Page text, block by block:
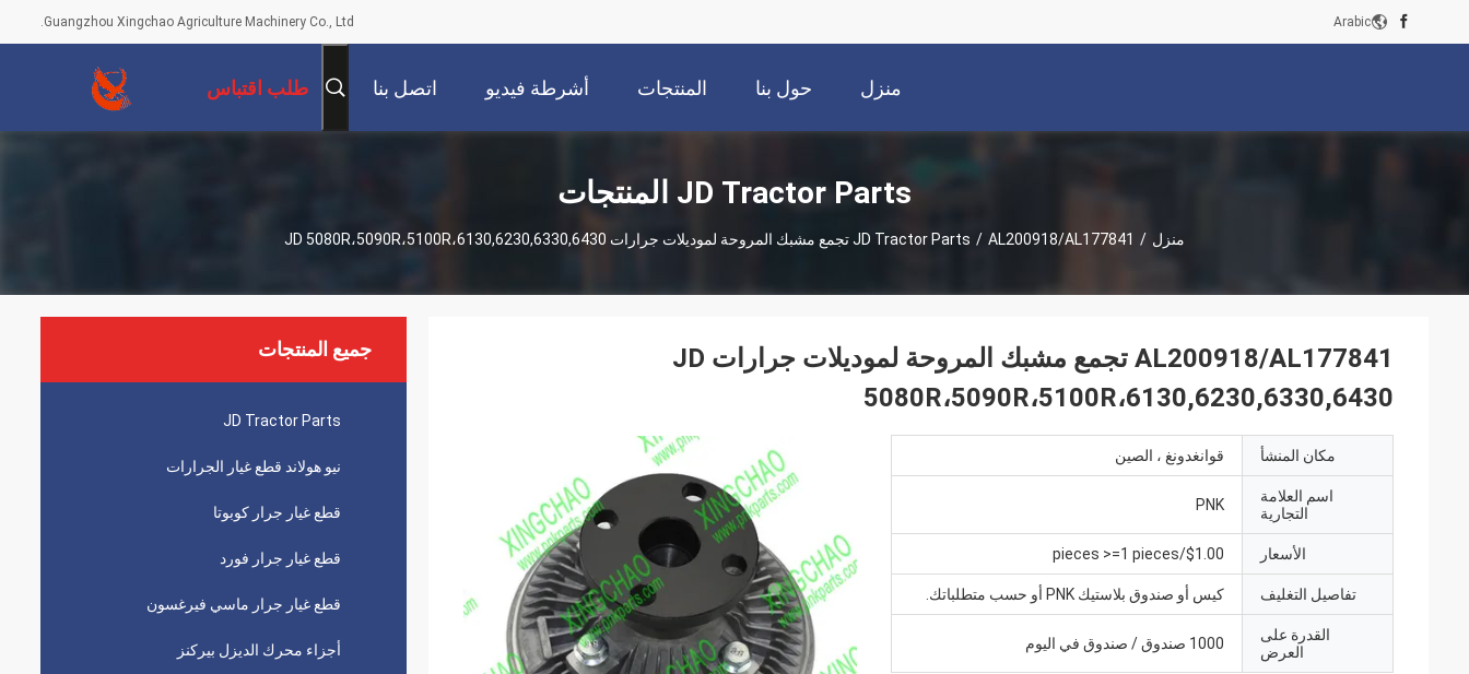
Guangzhou Xingchao Agriculture Machinery Co., Ltd. Arabic
منزل حول بنا المنتجات أشرطة فيديو اتصل بنا طلب اقتباس
JD Tractor Parts المنتجات
منزل /
JD Tractor Parts / AL200918/AL177841 تجمع مشبك المروحة لموديلات جرارات JD 5080R،5090R،5100R،6130,6230,6330,6430
جميع المنتجات
JD Tractor Parts
نيو هولاند قطع غيار الجرارات
قطع غيار جرار كوبوتا
قطع غيار جرار فورد
قطع غيار جرار ماسي فيرغسون
أجزاء محرك الديزل بيركنز
AL200918/AL177841 تجمع مشبك المروحة لموديلات جرارات JD
5080R،5090R،5100R،6130,6230,6330,6430
مكان المنشأ قوانغدونغ ، الصين
اسم العلامة
التجارية
PNK
الأسعار $1.00/pieces >=1 pieces
تفاصيل التغليف كيس أو صندوق بلاستيك PNK أو حسب متطلباتك.
القدرة على
العرض
1000 صندوق / صندوق في اليوم